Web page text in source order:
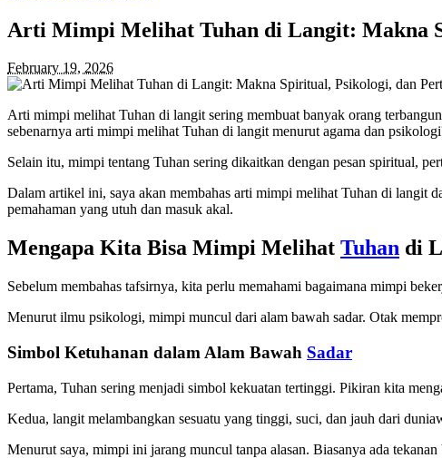
Arti Mimpi Melihat Tuhan di Langit: Makna
February 19, 2026
Arti mimpi melihat Tuhan di langit sering membuat banyak orang
sebenarnya arti mimpi melihat Tuhan di langit menurut agama dan
Selain itu, mimpi tentang Tuhan sering dikaitkan dengan pesan spiritual,
Dalam artikel ini, saya akan membahas arti mimpi melihat Tuhan di langit
pemahaman yang utuh dan masuk akal.
Mengapa Kita Bisa Mimpi Melihat Tuhan di
Sebelum membahas tafsirnya, kita perlu memahami bagaimana mimpi
Menurut ilmu psikologi, mimpi muncul dari alam bawah sadar. Otak
Simbol Ketuhanan dalam Alam Bawah Sadar
Pertama, Tuhan sering menjadi simbol kekuatan tertinggi. Pikiran kita
Kedua, langit melambangkan sesuatu yang tinggi, suci, dan jauh dari
Menurut saya, mimpi ini jarang muncul tanpa alasan. Biasanya ada